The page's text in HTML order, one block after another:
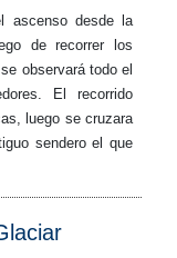
ascenso desde la
de recorrer los
observará todo el
El recorrido
luego se cruzara
sendero el que